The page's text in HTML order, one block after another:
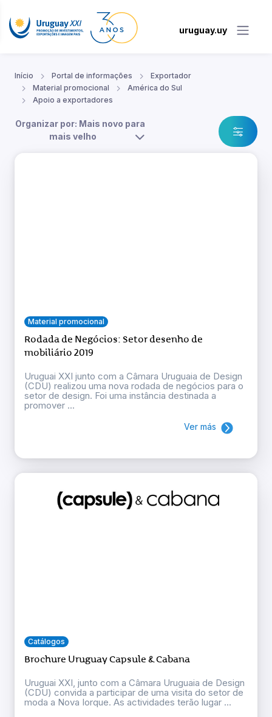
uruguay.uy
Início Portal de informações
Exportador
Material promocional
América do Sul
Apoio a exportadores
Organizar por: Mais novo para
mais velho
Material promocional
Rodada de Negócios: Setor desenho de
mobiliário 2019
Uruguai XXI junto com a Câmara Uruguaia de Design
(CDU) realizou uma nova rodada de negócios para o
setor de design. Foi uma instância destinada a
promover ...
Ver más
Catálogos
Brochure Uruguay Capsule & Cabana
Uruguai XXI, junto com a Câmara Uruguaia de Design
(CDU) convida a participar de uma visita do setor de
moda a Nova Iorque. As actividades terão lugar ...